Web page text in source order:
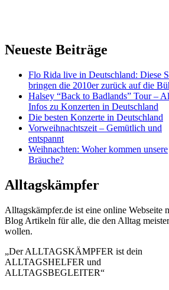
Neueste Beiträge
Flo Rida live in Deutschland: Diese
bringen die 2010er zurück auf die
Halsey “Back to Badlands” Tour –
Infos zu Konzerten in Deutschland
Die besten Konzerte in Deutschland
Vorweihnachtszeit – Gemütlich und
entspannt
Weihnachten: Woher kommen unsere
Bräuche?
Alltagskämpfer
Alltagskämpfer.de ist eine online Webseite
Blog Artikeln für alle, die den Alltag
wollen.
„Der ALLTAGSKÄMPFER ist dein
ALLTAGSHELFER und
ALLTAGSBEGLEITER“